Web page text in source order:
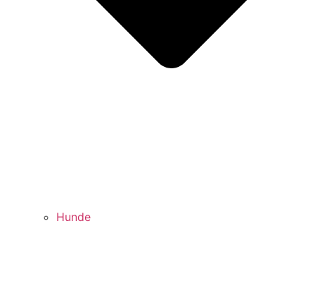
Hunde